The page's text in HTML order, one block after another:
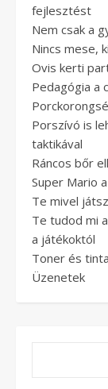
fejlesztést
Nem csak a
Nincs mese,
Ovis kerti
Pedagógia a
Porszívó is
taktikával
Ráncos bőr
Super Mario
Te mivel
Te tudod mi
a játékoktól
Toner és
Üzenetek